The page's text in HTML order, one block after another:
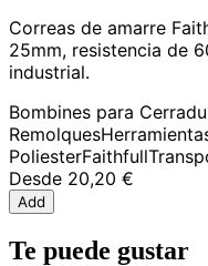
Correas de amarre
25mm, resistencia de
industrial.
Bombines para
Remolques
PoliesterFaithfull
Desde 20,20 €
Add
Te puede gustar